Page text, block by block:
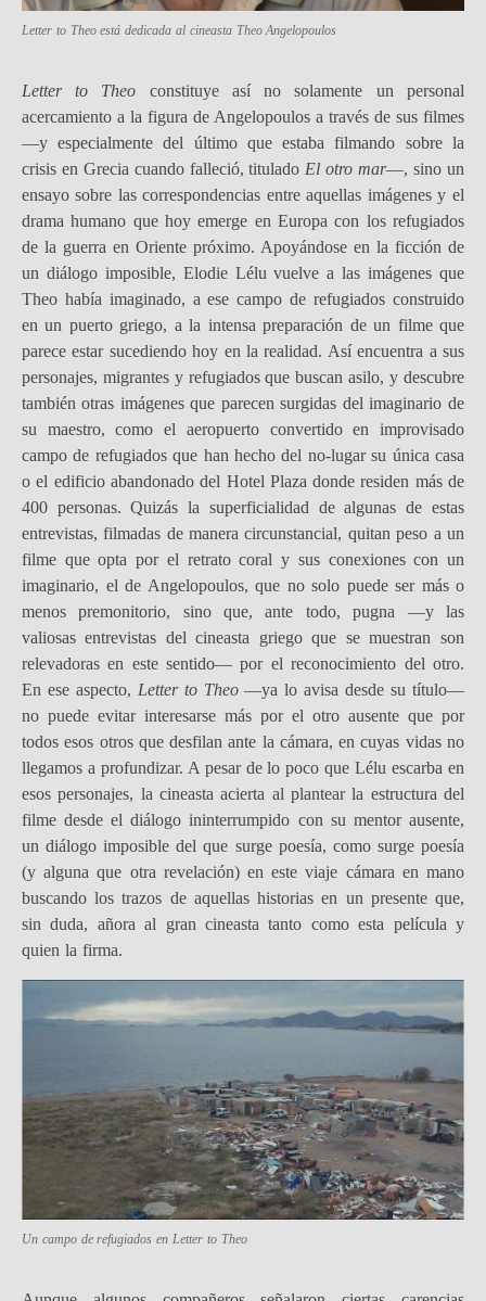
Letter to Theoestá dedicada al cineasta Theo Angelopoulos
Letter to Theo constituye así no solamente un personal
acercamiento a la figura de Angelopoulos a través de sus filmes
—y especialmente del último que estaba filmando sobre la
crisis en Grecia cuando falleció, titulado El otro mar—, sino un
ensayo sobre las correspondencias entre aquellas imágenes y el
drama humano que hoy emerge en Europa con los refugiados
de la guerra en Oriente próximo. Apoyándose en la ficción de
un diálogo imposible, Elodie Lélu vuelve a las imágenes que
Theo había imaginado, a ese campo de refugiados construido
en un puerto griego, a la intensa preparación de un filme que
parece estar sucediendo hoy en la realidad. Así encuentra a sus
personajes, migrantes y refugiados que buscan asilo, y descubre
también otras imágenes que parecen surgidas del imaginario de
su maestro, como el aeropuerto convertido en improvisado
campo de refugiados que han hecho del no-lugar su única casa
o el edificio abandonado del Hotel Plaza donde residen más de
400 personas. Quizás la superficialidad de algunas de estas
entrevistas, filmadas de manera circunstancial, quitan peso a un
filme que opta por el retrato coral y sus conexiones con un
imaginario, el de Angelopoulos, que no solo puede ser más o
menos premonitorio, sino que, ante todo, pugna —y las
valiosas entrevistas del cineasta griego que se muestran son
relevadoras en este sentido— por el reconocimiento del otro.
En ese aspecto, Letter to Theo—ya lo avisa desde su título—
no puede evitar interesarse más por el otro ausente que por
todos esos otros que desfilan ante la cámara, en cuyas vidas no
llegamos a profundizar. A pesar de lo poco que Lélu escarba en
esos personajes, la cineasta acierta al plantear la estructura del
filme desde el diálogo ininterrumpido con su mentor ausente,
un diálogo imposible del que surge poesía, como surge poesía
(y alguna que otra revelación) en este viaje cámara en mano
buscando los trazos de aquellas historias en un presente que,
sin duda, añora al gran cineasta tanto como esta película y
quien la firma.
Un campo de refugiados en Letter to Theo